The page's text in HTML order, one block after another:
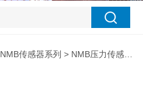
NMB传感器系列 > NMB压力传感器